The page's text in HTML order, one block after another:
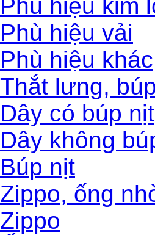
Phù hiệu kim
Phù hiệu vải
Phù hiệu khác
Thắt lưng,
Dây có búp nịt
Dây không
Búp nịt
Zippo, ống
Zippo